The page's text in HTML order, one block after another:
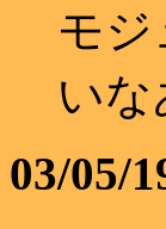
モ
いな
03/05/